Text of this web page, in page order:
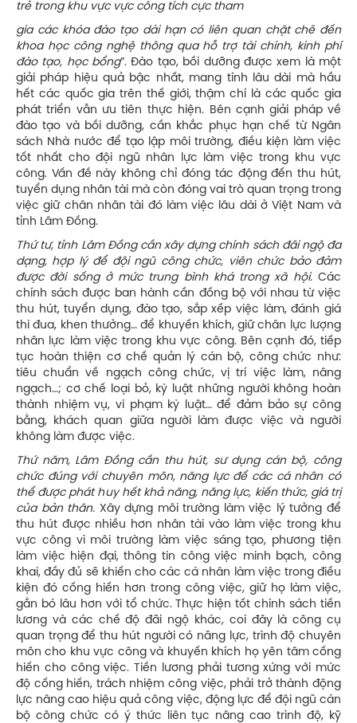
trẻ trong khu vực vực công tích cực tham
gia các khóa đào tạo dài hạn có liên quan chặt chẽ đến
khoa học công nghệ thông qua hỗ trợ tài chính, kinh phí
đào tạo, học bổng”. Đào tạo, bồi dưỡng được xem là một
giải pháp hiệu quả bậc nhất, mang tính lâu dài mà hầu
hết các quốc gia trên thế giới, thậm chí là các quốc gia
phát triển vẫn ưu tiên thực hiện. Bên cạnh giải pháp về
đào tạo và bồi dưỡng, cần khắc phục hạn chế từ Ngân
sách Nhà nước để tạo lập môi trường, điều kiện làm việc
tốt nhất cho đội ngũ nhân lực làm việc trong khu vực
công. Vấn đề này không chỉ đóng tác động đến thu hút,
tuyển dụng nhân tài mà còn đóng vai trò quan trọng trong
việc giữ chân nhân tài đó làm việc lâu dài ở Việt Nam và
tỉnh Lâm Đồng.
Thứ tư, tỉnh Lâm Đồng cần xây dựng chính sách đãi ngộ đa
dạng, hợp lý để đội ngũ công chức, viên chức bảo đảm
được đời sống ở mức trung bình khá trong xã hội.Các
chính sách được ban hành cần đồng bộ với nhau từ việc
thu hút, tuyển dụng, đào tạo, sắp xếp việc làm, đánh giá
thi đua, khen thưởng… để khuyến khích, giữ chân lực lượng
nhân lực làm việc trong khu vực công. Bên cạnh đó, tiếp
tục hoàn thiện cơ chế quản lý cán bộ, công chức như:
tiêu chuẩn về ngạch công chức, vị trí việc làm, nâng
ngạch…; cơ chế loại bỏ, kỷ luật những người không hoàn
thành nhiệm vụ, vi phạm kỷ luật… để đảm bảo sự công
bằng, khách quan giữa người làm được việc và người
không làm được việc.
Thứ năm, Lâm Đồng cần thu hút, sư dụng cán bộ, công
chức đúng với chuyên môn, năng lực để các cá nhân có
thể được phát huy hết khả năng, năng lực, kiến thức, giá trị
của bản thân. Xây dựng môi trường làm việc lý tưởng để
thu hút được nhiều hơn nhân tài vào làm việc trong khu
vực công vì môi trường làm việc sáng tạo, phương tiện
làm việc hiện đại, thông tin công việc minh bạch, công
khai, đầy đủ sẽ khiến cho các cá nhân làm việc trong điều
kiện đó cống hiến hơn trong công việc, giữ họ làm việc,
gắn bó lâu hơn với tổ chức. Thực hiện tốt chính sách tiền
lương và các chế độ đãi ngộ khác, coi đây là công cụ
quan trọng để thu hút người có năng lực, trình độ chuyên
môn cho khu vực công và khuyến khích họ yên tâm cống
hiến cho công việc. Tiền lương phải tương xứng với mức
độ cống hiến, trách nhiệm công việc, phải trở thành động
lực nâng cao hiệu quả công việc, động lực để đội ngũ cán
bộ công chức có ý thức liên tục nâng cao trình độ, kỹ